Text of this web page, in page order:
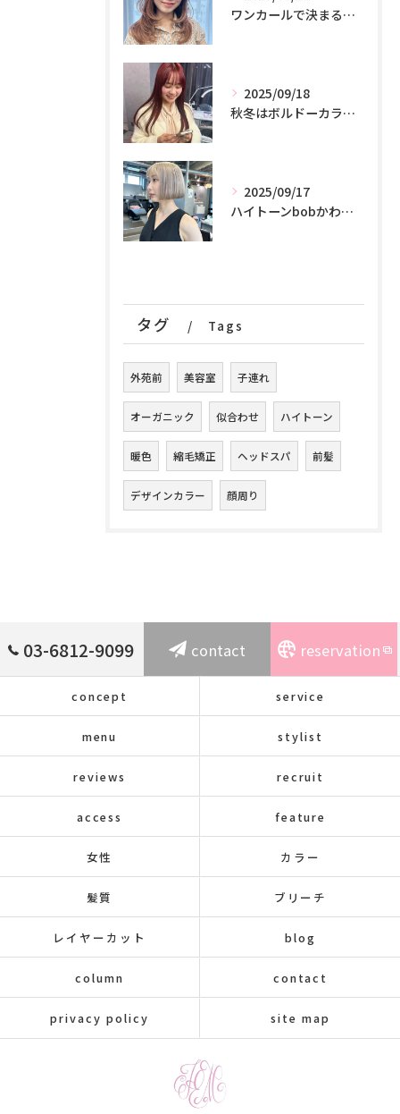
ワンカールで決まる！！魔法のカット♪
2025/09/18
秋冬はボルドーカラーが可愛いです！♪♪♪
2025/09/17
ハイトーンbobかわいすぎる！
タグ Tags
外苑前 美容室 子連れ
オーガニック 似合わせ ハイトーン
暖色 縮毛矯正 ヘッドスパ 前髪
デザインカラー 顔周り
03-6812-9099 contact reservation
concept service
menu stylist
reviews recruit
access feature
女性 カラー
髪質 ブリーチ
レイヤーカット blog
column contact
privacy policy site map